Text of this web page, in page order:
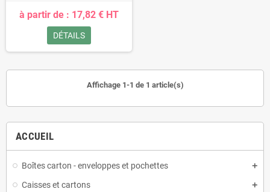
ACCUEIL
Boîtes carton - enveloppes et pochettes
Caisses et cartons
à partir de : 17,82 € HT
DÉTAILS
Affichage 1-1 de 1 article(s)